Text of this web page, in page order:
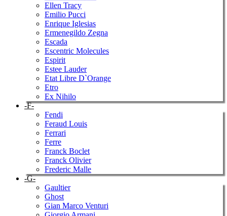
Ellen Tracy
Emilio Pucci
Enrique Iglesias
Ermenegildo Zegna
Escada
Escentric Molecules
Espirit
Estee Lauder
Etat Libre D`Orange
Etro
Ex Nihilo
-F-
Fendi
Feraud Louis
Ferrari
Ferre
Franck Boclet
Franck Olivier
Frederic Malle
-G-
Gaultier
Ghost
Gian Marco Venturi